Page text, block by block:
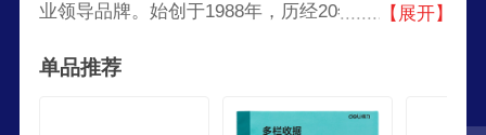
业领导品牌。始创于1988年，历经20年的探索与
【展开】
单品推荐